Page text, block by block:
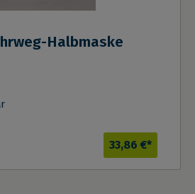
Halbmaske
33,86 €*